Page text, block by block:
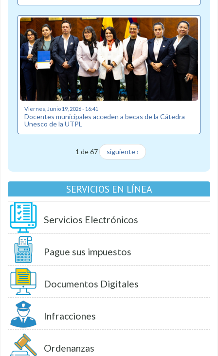
Viernes, Junio 19, 2026 - 16:41
Docentes municipales acceden a becas de la Cátedra
Unesco de la UTPL
1 de 67 siguiente ›
SERVICIOS EN LÍNEA
Servicios Electrónicos
Pague sus impuestos
Documentos Digitales
Infracciones
Ordenanzas